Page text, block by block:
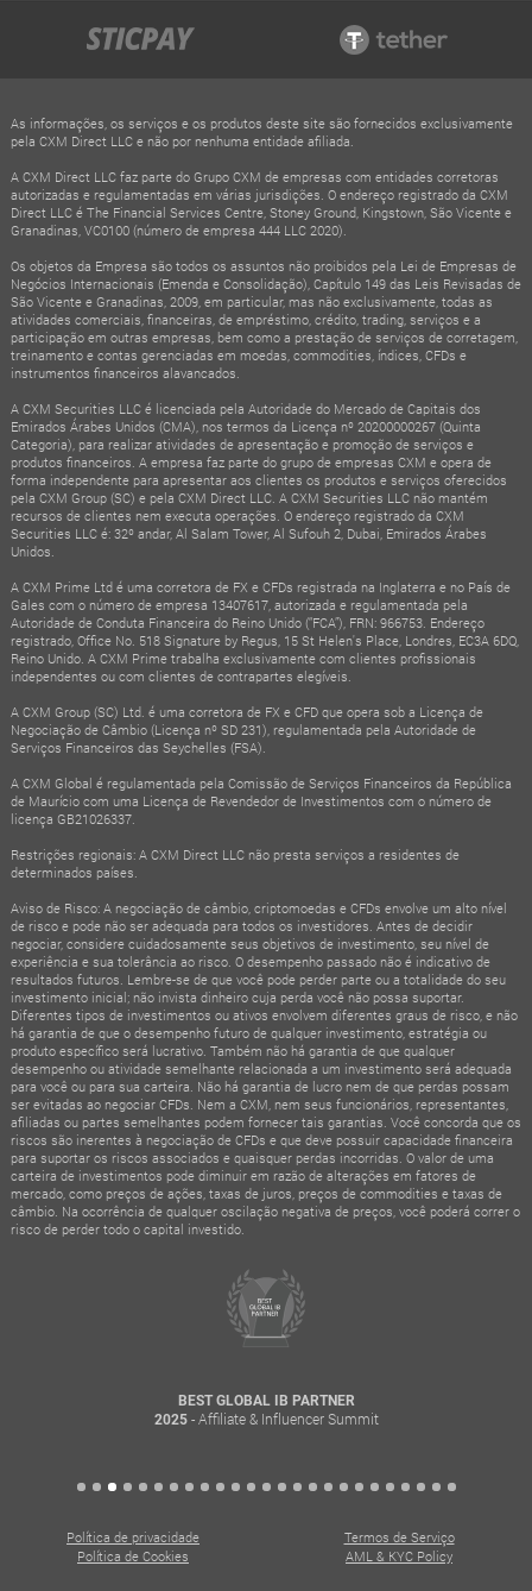
As informações, os serviços e os produtos deste site são fornecidos exclusivamente
pela CXM Direct LLC e não por nenhuma entidade afiliada.
A CXM Direct LLC faz parte do Grupo CXM de empresas com entidades corretoras
autorizadas e regulamentadas em várias jurisdições. O endereço registrado da CXM
Direct LLC é The Financial Services Centre, Stoney Ground, Kingstown, São Vicente e
Granadinas, VC0100 (número de empresa 444 LLC 2020).
Os objetos da Empresa são todos os assuntos não proibidos pela Lei de Empresas de
Negócios Internacionais (Emenda e Consolidação), Capítulo 149 das Leis Revisadas de
São Vicente e Granadinas, 2009, em particular, mas não exclusivamente, todas as
atividades comerciais, financeiras, de empréstimo, crédito, trading, serviços e a
participação em outras empresas, bem como a prestação de serviços de corretagem,
treinamento e contas gerenciadas em moedas, commodities, índices, CFDs e
instrumentos financeiros alavancados.
A CXM Securities LLC é licenciada pela Autoridade do Mercado de Capitais dos
Emirados Árabes Unidos (CMA), nos termos da Licença nº 20200000267 (Quinta
Categoria), para realizar atividades de apresentação e promoção de serviços e
produtos financeiros. A empresa faz parte do grupo de empresas CXM e opera de
forma independente para apresentar aos clientes os produtos e serviços oferecidos
pela CXM Group (SC) e pela CXM Direct LLC. A CXM Securities LLC não mantém
recursos de clientes nem executa operações. O endereço registrado da CXM
Securities LLC é: 32º andar, Al Salam Tower, Al Sufouh 2, Dubai, Emirados Árabes
Unidos.
A CXM Prime Ltd é uma corretora de FX e CFDs registrada na Inglaterra e no País de
Gales com o número de empresa 13407617, autorizada e regulamentada pela
Autoridade de Conduta Financeira do Reino Unido (“FCA”), FRN: 966753. Endereço
registrado, Office No. 518 Signature by Regus, 15 St Helen's Place, Londres, EC3A 6DQ,
Reino Unido. A CXM Prime trabalha exclusivamente com clientes profissionais
independentes ou com clientes de contrapartes elegíveis.
A CXM Group (SC) Ltd. é uma corretora de FX e CFD que opera sob a Licença de
Negociação de Câmbio (Licença nº SD 231), regulamentada pela Autoridade de
Serviços Financeiros das Seychelles (FSA).
A CXM Global é regulamentada pela Comissão de Serviços Financeiros da República
de Maurício com uma Licença de Revendedor de Investimentos com o número de
licença GB21026337.
Restrições regionais: A CXM Direct LLC não presta serviços a residentes de
determinados países.
Aviso de Risco: A negociação de câmbio, criptomoedas e CFDs envolve um alto nível
de risco e pode não ser adequada para todos os investidores. Antes de decidir
negociar, considere cuidadosamente seus objetivos de investimento, seu nível de
experiência e sua tolerância ao risco. O desempenho passado não é indicativo de
resultados futuros. Lembre-se de que você pode perder parte ou a totalidade do seu
investimento inicial; não invista dinheiro cuja perda você não possa suportar.
Diferentes tipos de investimentos ou ativos envolvem diferentes graus de risco, e não
há garantia de que o desempenho futuro de qualquer investimento, estratégia ou
produto específico será lucrativo. Também não há garantia de que qualquer
desempenho ou atividade semelhante relacionada a um investimento será adequada
para você ou para sua carteira. Não há garantia de lucro nem de que perdas possam
ser evitadas ao negociar CFDs. Nem a CXM, nem seus funcionários, representantes,
afiliadas ou partes semelhantes podem fornecer tais garantias. Você concorda que os
riscos são inerentes à negociação de CFDs e que deve possuir capacidade financeira
para suportar os riscos associados e quaisquer perdas incorridas. O valor de uma
carteira de investimentos pode diminuir em razão de alterações em fatores de
mercado, como preços de ações, taxas de juros, preços de commodities e taxas de
câmbio. Na ocorrência de qualquer oscilação negativa de preços, você poderá correr o
risco de perder todo o capital investido.
BEST GLOBAL IB PARTNER
2025- Affiliate & Influencer Summit
Política de privacidade
Termos de Serviço
Política de Cookies
AML & KYC Policy